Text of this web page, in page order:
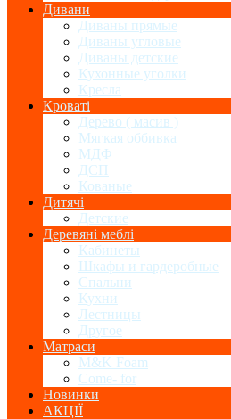
Дивани
Диваны прямые
Диваны угловые
Диваны детские
Кухонные уголки
Кресла
Кроваті
Дерево ( масив )
Мягкая оббивка
МДФ
ДСП
Кованые
Дитячі
Детские
Деревяні меблі
Кабинеты
Шкафы и гардеробные
Спальни
Кухни
Лестницы
Другое
Матраси
M&K Foam
Come- for
Новинки
АКЦІЇ